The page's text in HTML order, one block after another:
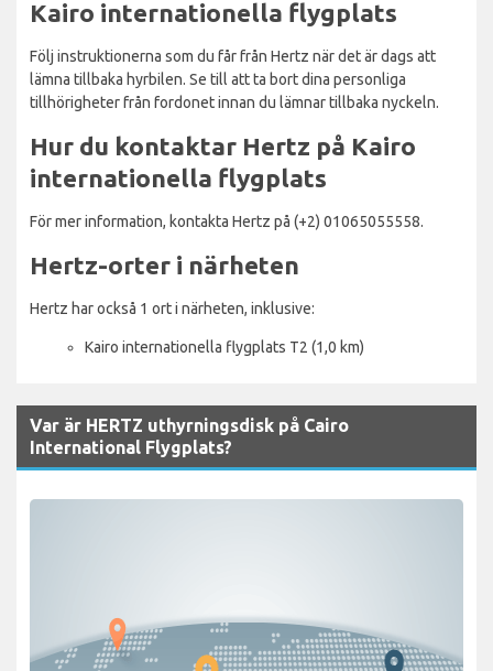
Kairo internationella flygplats
Följ instruktionerna som du får från Hertz när det är dags att
lämna tillbaka hyrbilen. Se till att ta bort dina personliga
tillhörigheter från fordonet innan du lämnar tillbaka nyckeln.
Hur du kontaktar Hertz på Kairo
internationella flygplats
För mer information, kontakta Hertz på (+2) 01065055558.
Hertz-orter i närheten
Hertz har också 1 ort i närheten, inklusive:
Kairo internationella flygplats T2 (1,0 km)
Var är HERTZ uthyrningsdisk på Cairo
International Flygplats?